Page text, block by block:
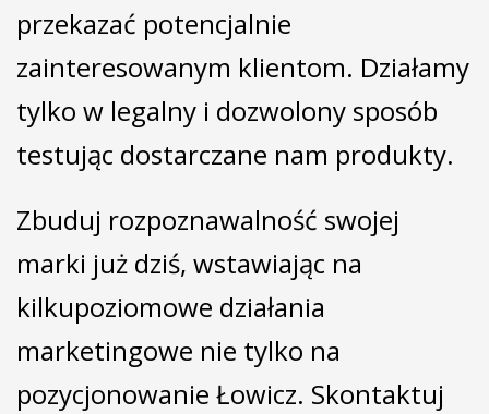
przekazać potencjalnie
zainteresowanym klientom. Działamy
tylko w legalny i dozwolony sposób
testując dostarczane nam produkty.
Zbuduj rozpoznawalność swojej
marki już dziś, wstawiając na
kilkupoziomowe działania
marketingowe nie tylko na
pozycjonowanie Łowicz. Skontaktuj